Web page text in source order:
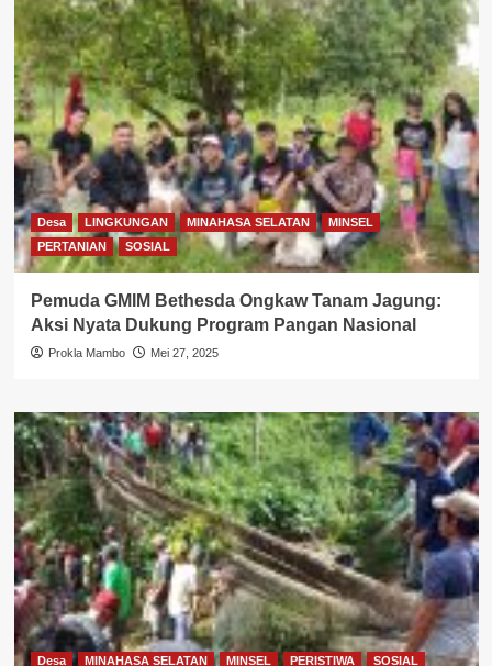
Desa LINGKUNGAN MINAHASA SELATAN
MINSEL
PERTANIAN
SOSIAL
Pemuda GMIM Bethesda Ongkaw Tanam Jagung:
Aksi Nyata Dukung Program Pangan Nasional
Prokla Mambo Mei 27, 2025
Desa MINAHASA SELATAN MINSEL PERISTIWA SOSIAL